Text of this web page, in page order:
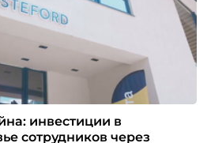
инвестиции в
сотрудников через